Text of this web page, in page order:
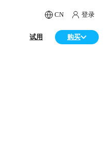
CN 登录
试用 购买